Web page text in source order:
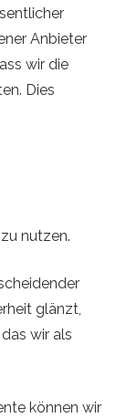
Anbieter
wir die
Dies
nutzen.
glänzt,
wir als
können wir